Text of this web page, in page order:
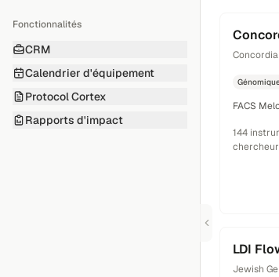
Fonctionnalités
CRM
Calendrier d'équipement
Protocol Cortex
Rapports d'impact
FACS
144
LDI
Jewish